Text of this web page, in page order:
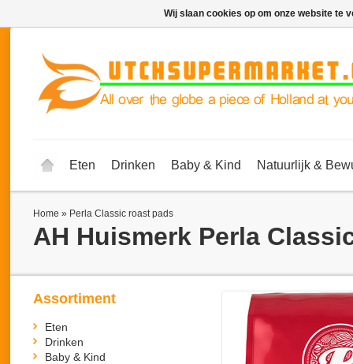
Eten Drinken Baby & Kind Natuurlijk &
Home » Per­la Classic roast pads
AH Huismerk Per­la
Assortiment
Eten
Drinken
Baby & Kind
Wij slaan cookies op om onze website te